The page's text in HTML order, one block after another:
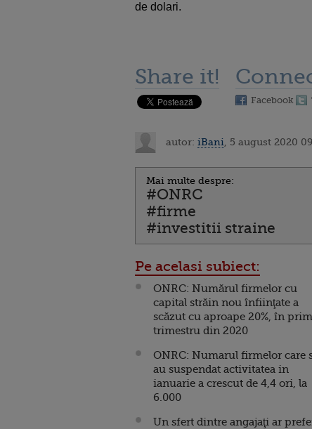
de dolari.
Share it!
Facebook
autor: iBani , 5 august 2020
Mai multe despre:
#ONRC
#firme
#investitii straine
Pe acelasi subiect:
ONRC: Numărul firmelor cu
capital străin nou înfiinţate a
scăzut cu aproape 20%, în
trimestru din 2020
ONRC: Numarul firmelor care
au suspendat activitatea in
ianuarie a crescut de 4,4 ori, la
6.000
Un sfert dintre angajaţi ar